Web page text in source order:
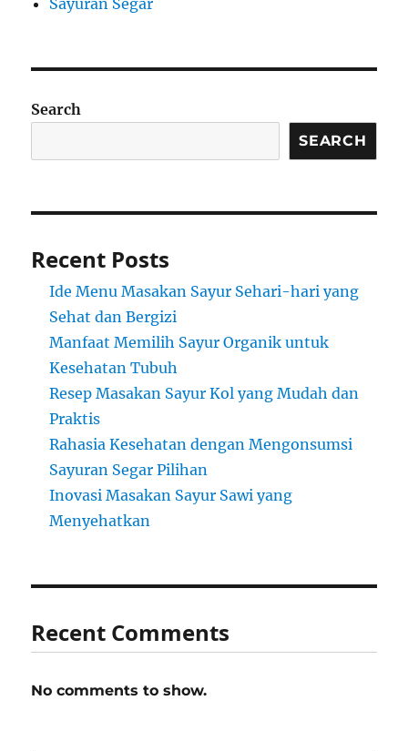
Sayuran Segar
Search
SEARCH
Recent Posts
Ide Menu Masakan Sayur Sehari-hari yang
Sehat dan Bergizi
Manfaat Memilih Sayur Organik untuk
Kesehatan Tubuh
Resep Masakan Sayur Kol yang Mudah dan
Praktis
Rahasia Kesehatan dengan Mengonsumsi
Sayuran Segar Pilihan
Inovasi Masakan Sayur Sawi yang
Menyehatkan
Recent Comments
No comments to show.